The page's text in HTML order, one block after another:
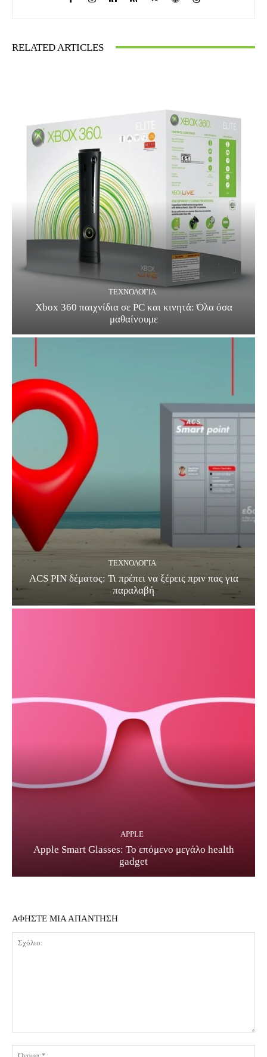
RELATED ARTICLES
ΤΕΧΝΟΛΟΓΊΑ
Xbox 360 παιχνίδια σε PC και κινητά: Όλα όσα
μαθαίνουμε
ΤΕΧΝΟΛΟΓΊΑ
ACS PIN δέματος: Τι πρέπει να ξέρεις πριν πας για
παραλαβή
APPLE
Apple Smart Glasses: Το επόμενο μεγάλο health
gadget
ΑΦΗΣΤΕ ΜΙΑ ΑΠΑΝΤΗΣΗ